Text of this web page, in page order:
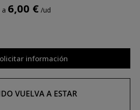
a 6,00 € /ud
información
VUELVA A ESTAR